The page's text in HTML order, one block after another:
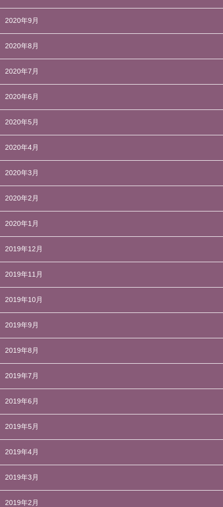
2020年9月
2020年8月
2020年7月
2020年6月
2020年5月
2020年4月
2020年3月
2020年2月
2020年1月
2019年12月
2019年11月
2019年10月
2019年9月
2019年8月
2019年7月
2019年6月
2019年5月
2019年4月
2019年3月
2019年2月